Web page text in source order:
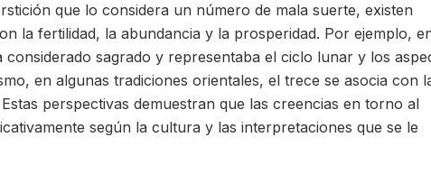
que lo considera un número de mala suerte, existen
la fertilidad, la abundancia y la prosperidad. Por ejemplo,
sagrado y representaba el ciclo lunar y los
en algunas tradiciones orientales, el trece se asocia con
perspectivas demuestran que las creencias en torno al
según la cultura y las interpretaciones que se le